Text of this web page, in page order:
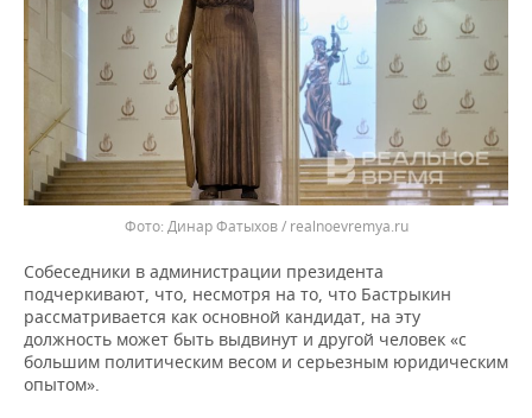
Динар Фатыхов / realnoevremya.ru
Собеседники в администрации президента
подчеркивают, что, несмотря на то, что Бастрыкин
рассматривается как основной кандидат, на эту
должность может быть выдвинут и другой человек «с
большим политическим весом и серьезным юридическим
опытом».